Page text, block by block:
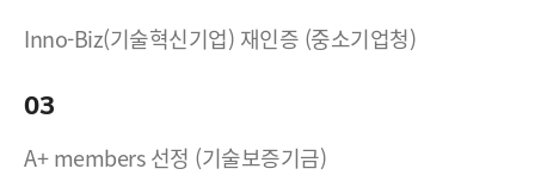
Inno-Biz(기술혁신기업) 재인증 (중소기업청)
03
A+ members 선정 (기술보증기금)